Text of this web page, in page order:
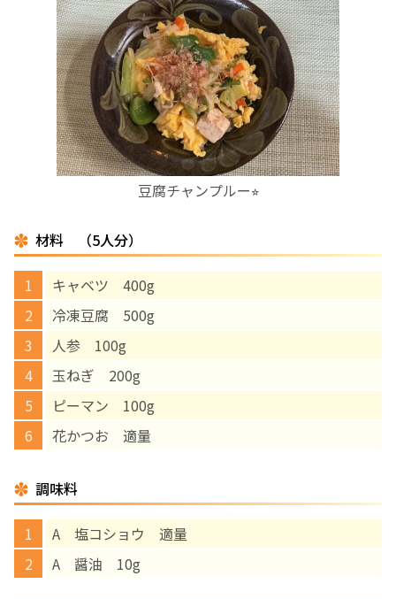
豆腐チャンプルー⭐︎
材料 （5人分）
キャベツ 400g
冷凍豆腐 500g
人参 100g
玉ねぎ 200g
ピーマン 100g
花かつお 適量
調味料
A 塩コショウ 適量
A 醤油 10g
妊婦健診
お産について
親と子の結びつき支援
母乳育児
その他の診療内容
‘さんルーム’ でさまざまな講座・クラス
遠方にお住まいで当院での出産を希望される方へ
医師プロフィール